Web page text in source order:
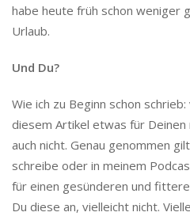
habe heute früh schon weniger
Urlaub.
Und Du?
Wie ich zu Beginn schon
diesem Artikel etwas für Deinen
auch nicht. Genau genommen
schreibe oder in meinem
für einen gesünderen und
Du diese an, vielleicht nicht.